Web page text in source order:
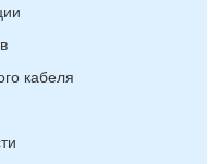
кабеля